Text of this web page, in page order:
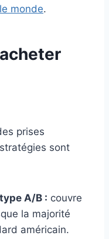
monde.
prises
sont
A/B : couvre
la majorité
américain.